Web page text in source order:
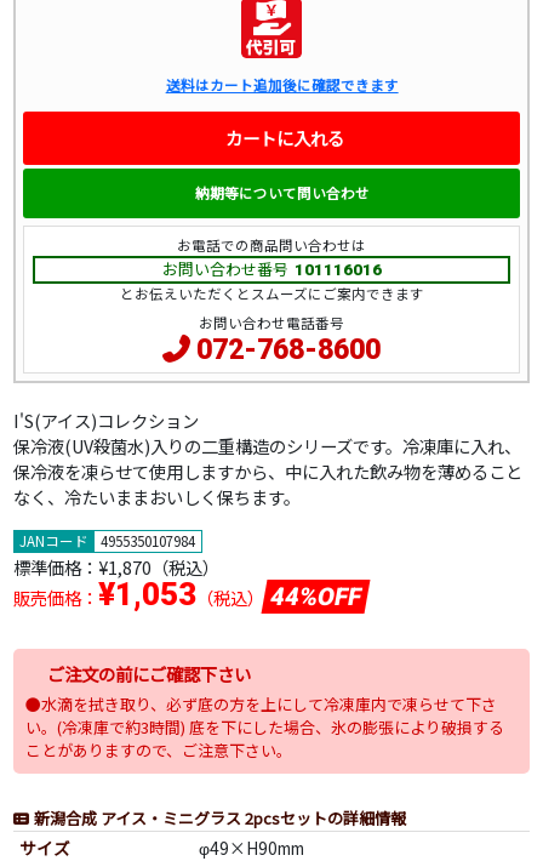
I'S(アイス)コレクション
保冷液(UV殺菌水)入りの二重構造のシリーズです。冷凍庫に入れ、
保冷液を凍らせて使用しますから、中に入れた飲み物を薄めること
なく、冷たいままおいしく保ちます。
JANコード 4955350107984
標準価格： ¥1,870（税込）
販売価格： ¥1,053（税込） 44%OFF
ご注文の前にご確認下さい
●水滴を拭き取り、必ず底の方を上にして冷凍庫内で凍らせて下さ
い。(冷凍庫で約3時間) 底を下にした場合、氷の膨張により破損する
ことがありますので、ご注意下さい。
新潟合成 アイス・ミニグラス 2pcsセットの詳細情報
サイズ
φ49×H90mm
送料はカート追加後に確認できます
カートに入れる
納期等について問い合わせ
お電話での商品問い合わせは
お問い合わせ番号 101116016
とお伝えいただくとスムーズにご案内できます
お問い合わせ電話番号
072-768-8600